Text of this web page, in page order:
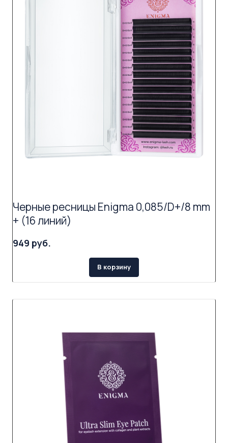
Черные ресницы Enigma 0,085/D+/8 mm
+ (16 линий)
949 руб.
В корзину